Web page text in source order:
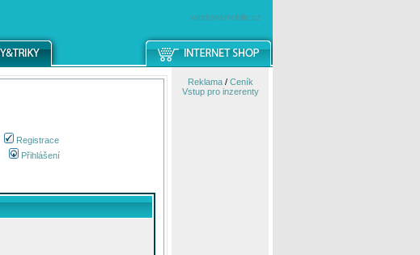
windowsmobile.cz
Registrace
Přihlášení
Reklama/ Ceník
Vstup pro inzerenty